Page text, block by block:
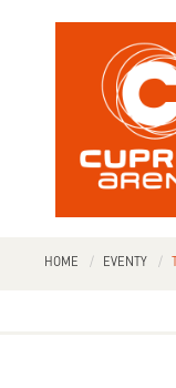
HOME EVENTY